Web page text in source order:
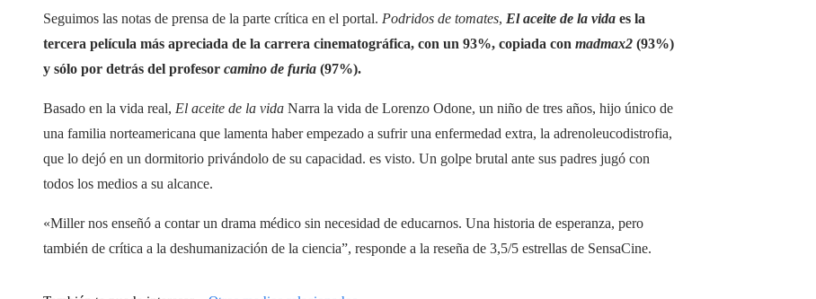
Seguimos las notas de prensa de la parte crítica en el portal. Podridos de tomates, El aceite de la vida es la
tercera película más apreciada de la carrera cinematográfica, con un 93%, copiada con madmax2 (93%)
y sólo por detrás del profesor camino de furia (97%).
Basado en la vida real, El aceite de la vida Narra la vida de Lorenzo Odone, un niño de tres años, hijo único de
una familia norteamericana que lamenta haber empezado a sufrir una enfermedad extra, la adrenoleucodistrofia,
que lo dejó en un dormitorio privándolo de su capacidad. es visto. Un golpe brutal ante sus padres jugó con
todos los medios a su alcance.
«Miller nos enseñó a contar un drama médico sin necesidad de educarnos. Una historia de esperanza, pero
también de crítica a la deshumanización de la ciencia”, responde a la reseña de 3,5/5 estrellas de SensaCine.